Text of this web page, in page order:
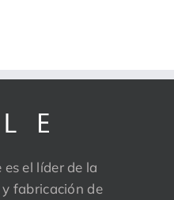
el líder de la
fabricación de